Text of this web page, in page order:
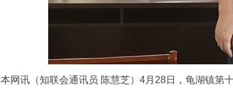
本网讯（知联会通讯员 陈慧芝）4月28日，龟湖镇第